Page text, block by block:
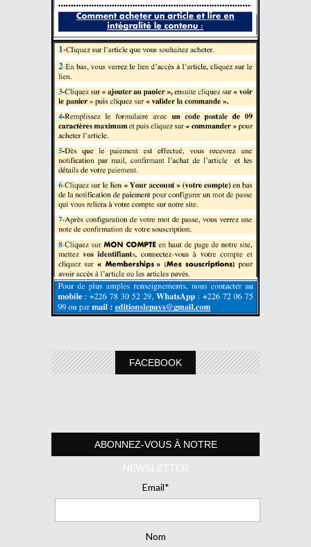
FACEBOOK
ABONNEZ-VOUS À NOTRE
NEWSLETTER
Email*
Nom